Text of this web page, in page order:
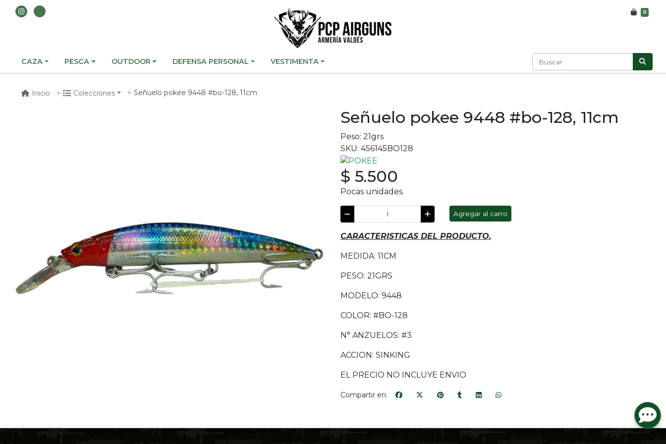
0
CAZA PESCA OUTDOOR DEFENSA PERSONAL VESTIMENTA
Inicio Colecciones Señuelo pokee 9448 #bo-128, 11cm
Señuelo pokee 9448 #bo-128, 11cm
Peso: 21grs
SKU: 456145BO128
$ 5.500
Pocas unidades.
Agregar al carro
CARACTERISTICAS DEL PRODUCTO.
MEDIDA: 11CM
PESO: 21GRS
MODELO: 9448
COLOR: #BO-128
N° ANZUELOS: #3
ACCION: SINKING
EL PRECIO NO INCLUYE ENVIO
Compartir en: